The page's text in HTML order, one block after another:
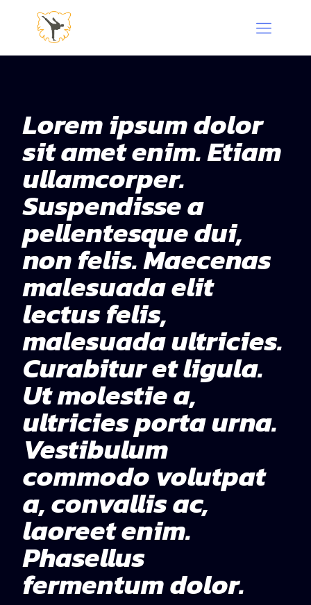
Lorem ipsum dolor
sit amet enim. Etiam
ullamcorper.
Suspendisse a
pellentesque dui,
non felis. Maecenas
malesuada elit
lectus felis,
malesuada ultricies.
Curabitur et ligula.
Ut molestie a,
ultricies porta urna.
Vestibulum
commodo volutpat
a, convallis ac,
laoreet enim.
Phasellus
fermentum dolor.